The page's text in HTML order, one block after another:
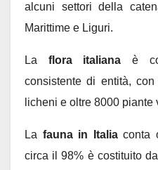
alcuni settori della
Marittime e Liguri.
La flora italiana è
consistente di entità,
licheni e oltre 8000 piante
La fauna in Italiaconta
circa il 98% è costituito